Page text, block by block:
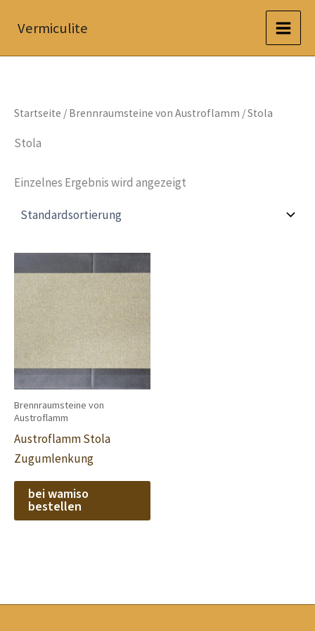
InhaltVermiculite
Startseite / Brennraumsteine von Austroflamm / Stola
Stola
Einzelnes Ergebnis wird angezeigt
Brennraumsteine von
Austroflamm
Austroflamm Stola
Zugumlenkung
bei wamiso
bestellen